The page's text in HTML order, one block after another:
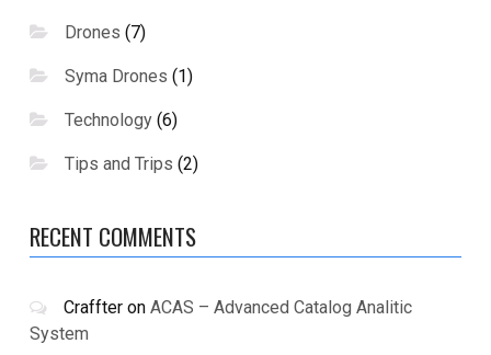
Drones (7)
Syma Drones (1)
Technology (6)
Tips and Trips (2)
RECENT COMMENTS
Craffter on ACAS – Advanced Catalog Analitic
System